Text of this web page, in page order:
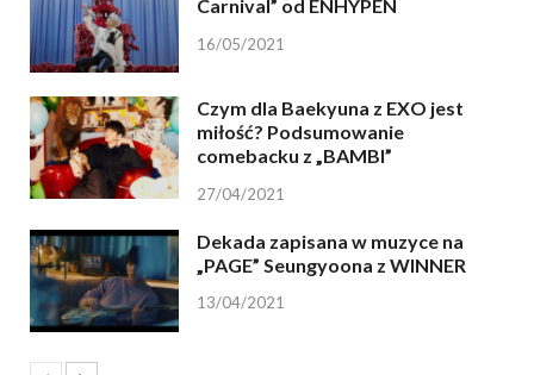
Carnival” od ENHYPEN
16/05/2021
Czym dla Baekyuna z EXO jest
miłość? Podsumowanie
comebacku z „BAMBI”
27/04/2021
Dekada zapisana w muzyce na
„PAGE” Seungyoona z WINNER
13/04/2021